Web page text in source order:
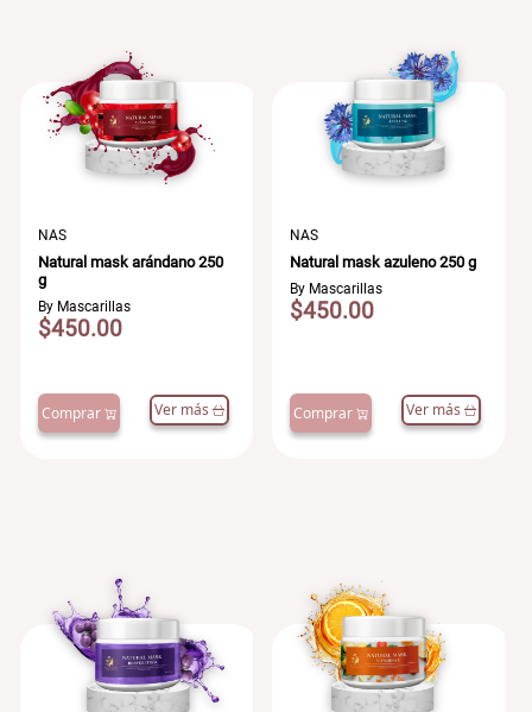
NAS
Natural mask arándano 250
g
By Mascarillas
$450.00
Comprar Ver más
NAS
Natural mask azuleno 250 g
By Mascarillas
$450.00
Comprar Ver más